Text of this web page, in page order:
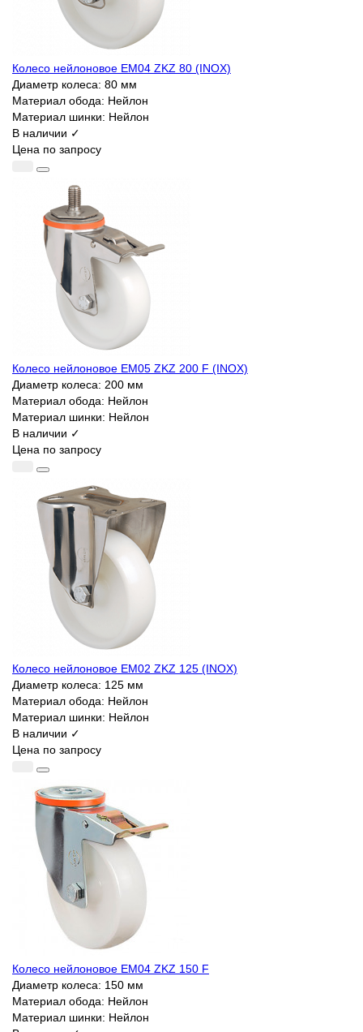
Колесо нейлоновое EM04 ZKZ 80 (INOX)
Диаметр колеса: 80 мм
Материал обода: Нейлон
Материал шинки: Нейлон
В наличии ✓
Цена по запросу
Колесо нейлоновое EM05 ZKZ 200 F (INOX)
Диаметр колеса: 200 мм
Материал обода: Нейлон
Материал шинки: Нейлон
В наличии ✓
Цена по запросу
Колесо нейлоновое EM02 ZKZ 125 (INOX)
Диаметр колеса: 125 мм
Материал обода: Нейлон
Материал шинки: Нейлон
В наличии ✓
Цена по запросу
Колесо нейлоновое EM04 ZKZ 150 F
Диаметр колеса: 150 мм
Материал обода: Нейлон
Материал шинки: Нейлон